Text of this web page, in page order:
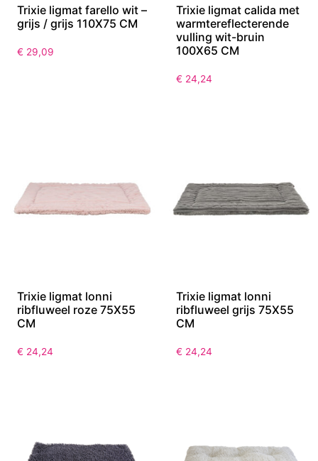
Trixie ligmat farello wit –
grijs / grijs 110X75 CM
€ 29,09
Trixie ligmat calida met
warmtereflecterende
vulling wit-bruin
100X65 CM
€ 24,24
Trixie ligmat lonni
ribfluweel roze 75X55
CM
€ 24,24
Trixie ligmat lonni
ribfluweel grijs 75X55
CM
€ 24,24